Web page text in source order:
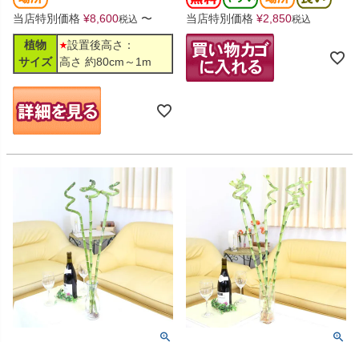
当店特別価格 ¥8,600税込 〜
植物
サイズ
設置後高さ：
高さ 約80cm～1m
当店特別価格 ¥2,850税込